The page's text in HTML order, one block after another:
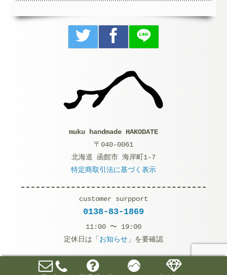
muku handmade HAKODATE
〒040-0061
北海道 函館市 海岸町1-7
特定商取引法に基づく表示
customer surpport
0138-83-1869
11:00 〜 19:00
定休日は「 お知らせ」を要確認